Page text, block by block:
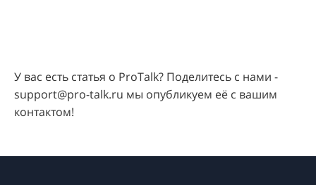
У вас есть статья о ProTalk? Поделитесь с нами -
support@pro-talk.ru мы опубликуем её с вашим
контактом!